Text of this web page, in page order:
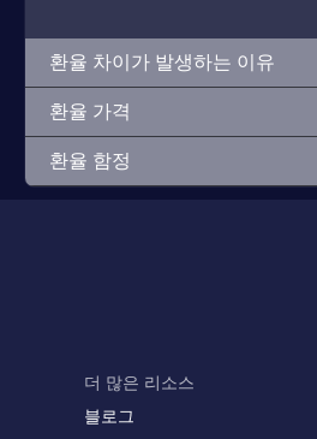
환율 차이가 발생하는 이유
환율 가격
환율 함정
더 많은 리소스
블로그